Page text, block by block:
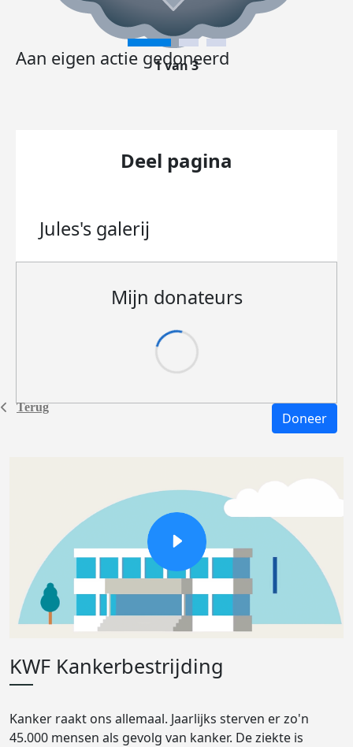
Terug
Aan eigen actie gedoneerd
1 van 3
Deel pagina
Jules's galerij
Mijn donateurs
Doneer
KWF Kankerbestrijding
Kanker raakt ons allemaal. Jaarlijks sterven er zo'n
45.000 mensen als gevolg van kanker. De ziekte is